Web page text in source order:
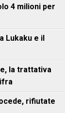
4 milioni per
Lukaku e il
la trattativa
rifiutate